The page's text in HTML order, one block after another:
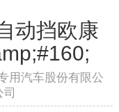
动挡欧康
用汽车股份有限公